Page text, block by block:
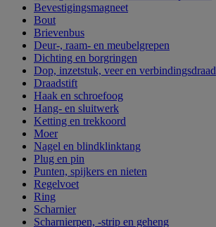
Bevestigingsmagneet
Bout
Brievenbus
Deur-, raam- en meubelgrepen
Dichting en borgringen
Dop, inzetstuk, veer en verbindingsdraad
Draadstift
Haak en schroefoog
Hang- en sluitwerk
Ketting en trekkoord
Moer
Nagel en blindklinktang
Plug en pin
Punten, spijkers en nieten
Regelvoet
Ring
Scharnier
Scharnierpen, -strip en geheng